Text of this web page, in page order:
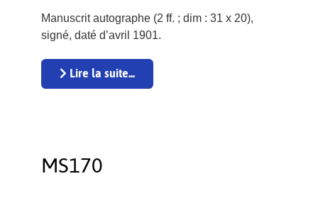
Manuscrit autographe (2 ff. ; dim : 31 x 20),
signé, daté d’avril 1901.
Lire la suite...
MS170